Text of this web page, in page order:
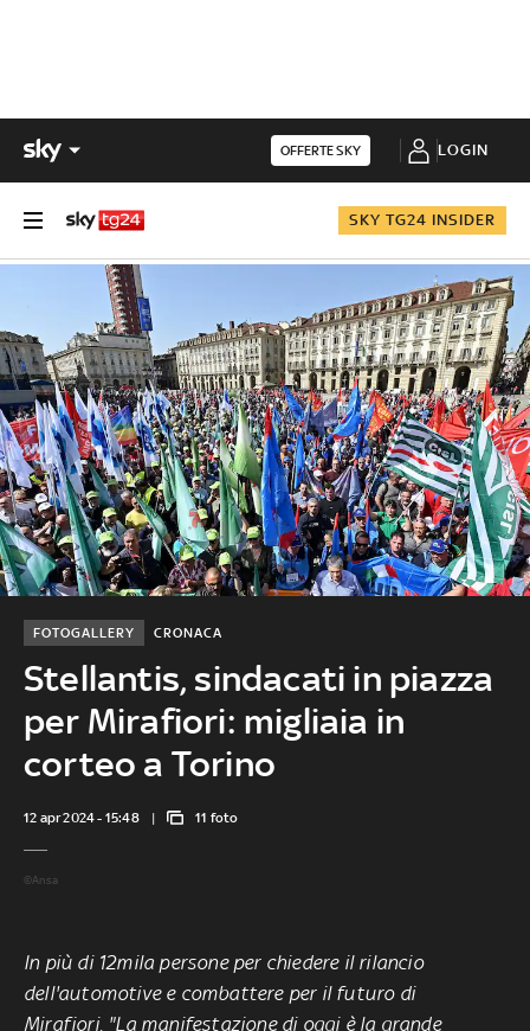
OFFERTE SKY LOGIN
SKY TG24 INSIDER
Stellantis, sindacati in piazza
per Mirafiori: migliaia in
corteo a Torino
CRONACA
FOTOGALLERY
12 apr 2024 - 15:48 11 foto
©Ansa
In più di 12mila persone per chiedere il rilancio
dell'automotive e combattere per il futuro di
Mirafiori. "La manifestazione di oggi è la grande